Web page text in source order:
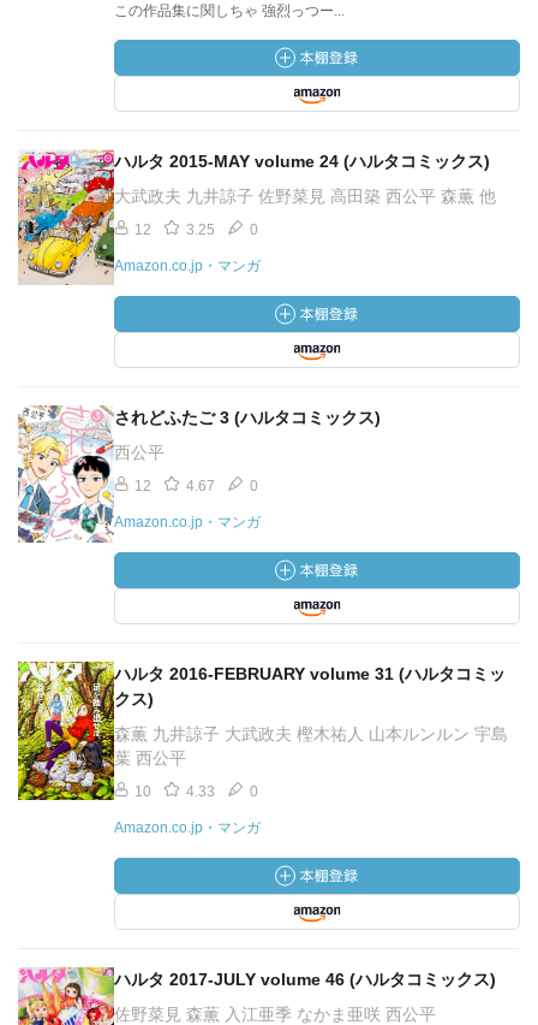
この作品集に関しちゃ 強烈っつー...
ハルタ 2015-MAY volume 24 (ハルタコミックス)
大武政夫 九井諒子 佐野菜見 高田築 西公平 森薫 他
12 3.25 0
Amazon.co.jp・マンガ
されどふたご 3 (ハルタコミックス)
西公平
12 4.67 0
Amazon.co.jp・マンガ
ハルタ 2016-FEBRUARY volume 31 (ハルタコミッ
クス)
森薫 九井諒子 大武政夫 樫木祐人 山本ルンルン 宇島
葉 西公平
10 4.33 0
Amazon.co.jp・マンガ
ハルタ 2017-JULY volume 46 (ハルタコミックス)
佐野菜見 森薫 入江亜季 なかま亜咲 西公平